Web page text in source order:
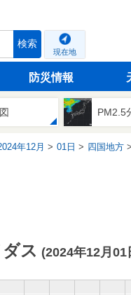
検索
現在地
防災情報
PM2.5
年12月 01日 四国地方
ス (2024年12月01